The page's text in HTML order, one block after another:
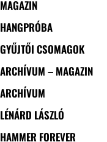
MAGAZIN
HANGPRÓBA
GYŰJTŐI CSOMAGOK
ARCHÍVUM – MAGAZIN
ARCHÍVUM
LÉNÁRD LÁSZLÓ
HAMMER FOREVER